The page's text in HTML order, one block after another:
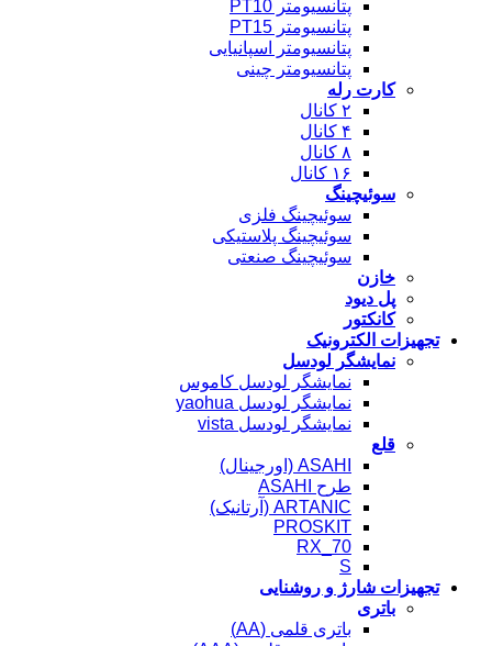
پتانسیومتر PT10
پتانسیومتر PT15
پتانسیومتر اسپانیایی
پتانسیومتر چینی
کارت رله
۲ کانال
۴ کانال
۸ کانال
۱۶ کانال
سوئیچینگ
سوئیچینگ فلزی
سوئیچینگ پلاستیکی
سوئیچینگ صنعتی
خازن
پل دیود
کانکتور
تجهیزات الکترونیک
نمایشگر لودسل
نمایشگر لودسل کاموس
نمایشگر لودسل yaohua
نمایشگر لودسل vista
قلع
ASAHI (اورجینال)
طرح ASAHI
ARTANIC (آرتانیک)
PROSKIT
RX_70
S
تجهیزات شارژ و روشنایی
باتری
باتری قلمی (AA)